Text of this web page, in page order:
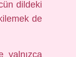
dildeki
de
yalnızca